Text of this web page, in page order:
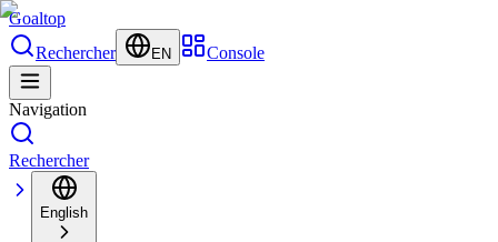
Goaltop
Rechercher
EN Console
Navigation
Rechercher
English